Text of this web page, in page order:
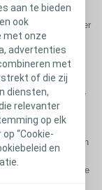
aan te bieden
ook
met onze
advertenties
met
of die zij
diensten,
relevanter
op elk
“Cookie-
en
te verstrekken aan
voldoen. Voor zover
is voor de
wettelijke
de duur van
daarna,
aan wettelijke
van